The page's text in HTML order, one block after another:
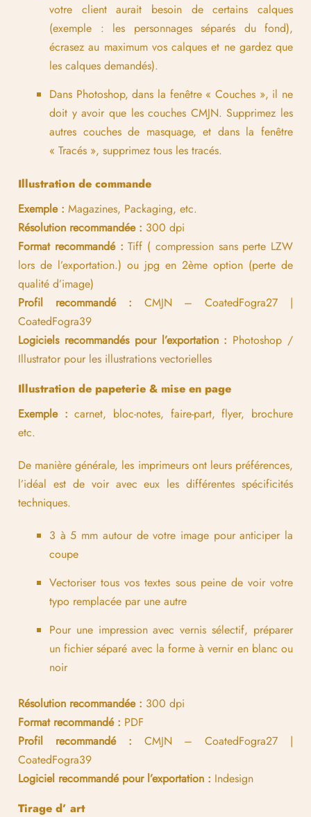
votre client aurait besoin de certains calques
(exemple : les personnages séparés du fond),
écrasez au maximum vos calques et ne gardez que
les calques demandés).
Dans Photoshop, dans la fenêtre « Couches », il ne
doit y avoir que les couches CMJN. Supprimez les
autres couches de masquage, et dans la fenêtre
« Tracés », supprimez tous les tracés.
Illustration de commande
Exemple : Magazines, Packaging, etc.
Résolution recommandée : 300 dpi
Format recommandé : Tiff ( compression sans perte LZW
lors de l’exportation.) ou jpg en 2ème option (perte de
qualité d’image)
Profil recommandé : CMJN – CoatedFogra27 |
CoatedFogra39
Logiciels recommandés pour l’exportation : Photoshop /
Illustrator pour les illustrations vectorielles
Illustration de papeterie & mise en page
Exemple : carnet, bloc-notes, faire-part, flyer, brochure
etc.
De manière générale, les imprimeurs ont leurs préférences,
l’idéal est de voir avec eux les différentes spécificités
techniques.
3 à 5 mm autour de votre image pour anticiper la
coupe
Vectoriser tous vos textes sous peine de voir votre
typo remplacée par une autre
Pour une impression avec vernis sélectif, préparer
un fichier séparé avec la forme à vernir en blanc ou
noir
Résolution recommandée : 300 dpi
Format recommandé : PDF
Profil recommandé : CMJN – CoatedFogra27 |
CoatedFogra39
Logiciel recommandé pour l’exportation : Indesign
Tirage d’ art